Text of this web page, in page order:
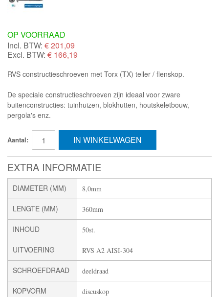
OP VOORRAAD
Incl. BTW: €201,09
Excl. BTW: € 166,19
RVS constructieschroeven met Torx (TX) teller / flenskop.
De speciale constructieschroeven zijn ideaal voor zware
buitenconstructies: tuinhuizen, blokhutten, houtskeletbouw,
pergola's enz.
Aantal: IN WINKELWAGEN
EXTRA INFORMATIE
DIAMETER (MM) 8,0mm
LENGTE (MM) 360mm
INHOUD 50st.
UITVOERING RVS A2 AISI-304
SCHROEFDRAAD deeldraad
KOPVORM discuskop